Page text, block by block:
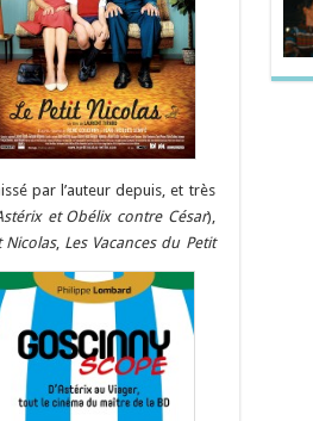
par l’auteur depuis, et très
et Obélix contre César),
Nicolas, Les Vacances du Petit